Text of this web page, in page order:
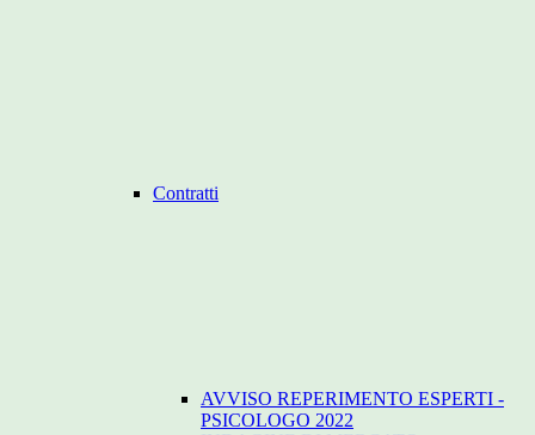
Contratti
AVVISO REPERIMENTO ESPERTI -
PSICOLOGO 2022